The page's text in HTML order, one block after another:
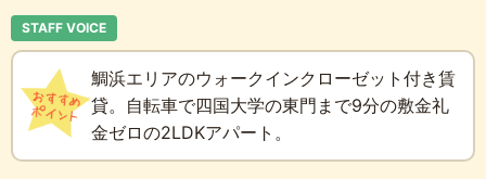
STAFF VOICE
鯛浜エリアのウォークインクローゼット付き賃
貸。自転車で四国大学の東門まで9分の敷金礼
金ゼロの2LDKアパート。